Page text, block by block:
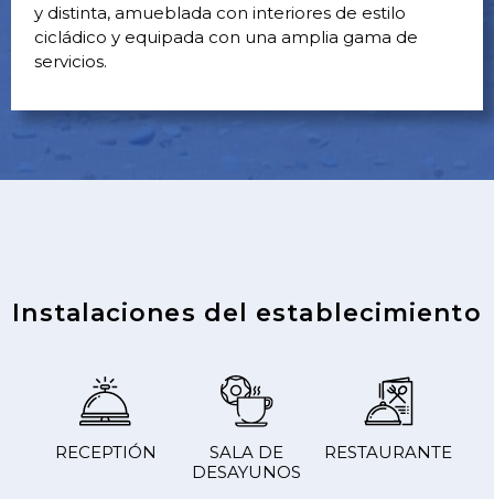
y distinta, amueblada con interiores de estilo
cicládico y equipada con una amplia gama de
servicios.
Instalaciones del establecimiento
RECEPTIÓN
SALA DE
DESAYUNOS
RESTAURANTE